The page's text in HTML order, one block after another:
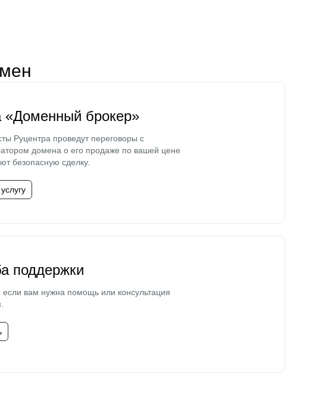
«Доменный брокер»
Руцентра проведут переговоры с
домена о его продаже по вашей цене
безопасную сделку.
поддержки
вам нужна помощь или консультация